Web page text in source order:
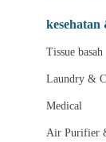
Maxi
Micro
kesehatan
Tissue basah
Laundry &
Medical
Air Purifier